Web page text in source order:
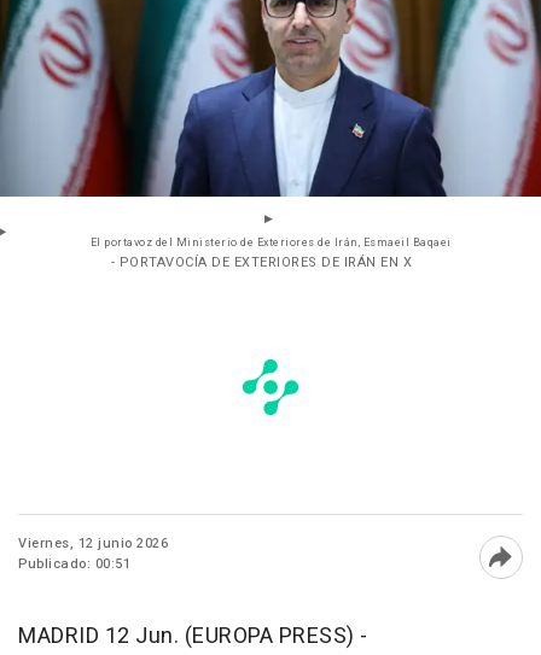
El portavoz del Ministerio de Exteriores de Irán, Esmaeil Baqaei
- PORTAVOCÍA DE EXTERIORES DE IRÁN EN X
Viernes, 12 junio 2026
Publicado: 00:51
MADRID 12 Jun. (EUROPA PRESS) -